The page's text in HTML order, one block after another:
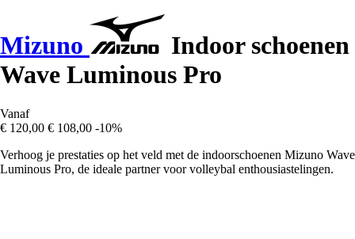
Mizuno
Indoor schoenen
Wave Luminous Pro
Vanaf
€ 120,00 € 108,00 -10%
Verhoog je prestaties op het veld met de indoorschoenen Mizuno Wave
Luminous Pro, de ideale partner voor volleybal enthousiastelingen.